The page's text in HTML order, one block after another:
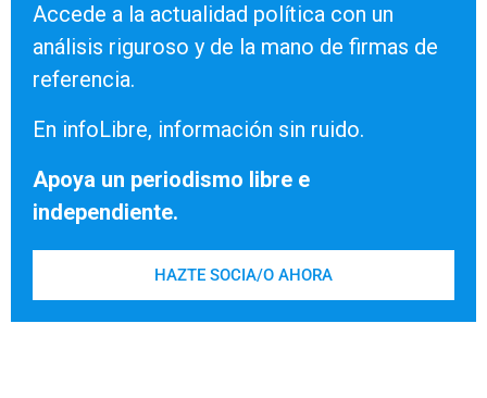
Accede a la actualidad política con un
análisis riguroso y de la mano de firmas de
referencia.
En infoLibre, información sin ruido.
Apoya un periodismo libre e
independiente.
HAZTE SOCIA/O AHORA